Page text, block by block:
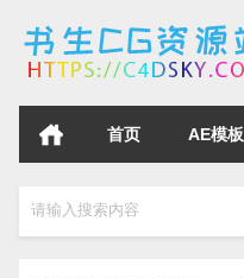
首页 AE模板
请输入搜索内容